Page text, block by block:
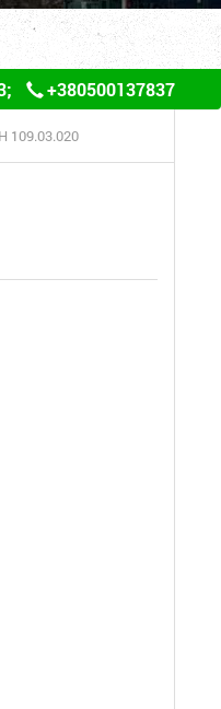
; +380500137837
109.03.020